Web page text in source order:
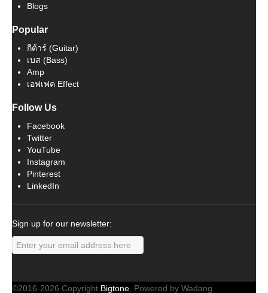
Blogs
Popular
กีต้าร์ (Guitar)
เบส (Bass)
Amp
เอฟเฟค Effect
Follow Us
Facebook
Twitter
YouTube
Instagram
Pinterest
LinkedIn
Sign up for our newsletter:
©2016-2026 Copyright Bigtone . Powered by Wadang